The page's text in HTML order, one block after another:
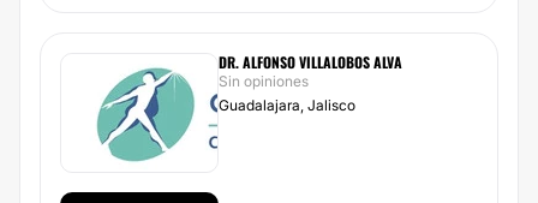
DR. ALFONSO VILLALOBOS ALVA
Sin opiniones
Guadalajara, Jalisco